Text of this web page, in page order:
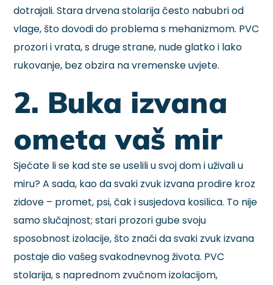
dotrajali. Stara drvena stolarija često nabubri od
vlage, što dovodi do problema s mehanizmom. PVC
prozori i vrata, s druge strane, nude glatko i lako
rukovanje, bez obzira na vremenske uvjete.
2. Buka izvana
ometa vaš mir
Sjećate li se kad ste se uselili u svoj dom i uživali u
miru? A sada, kao da svaki zvuk izvana prodire kroz
zidove – promet, psi, čak i susjedova kosilica. To nije
samo slučajnost; stari prozori gube svoju
sposobnost izolacije, što znači da svaki zvuk izvana
postaje dio vašeg svakodnevnog života. PVC
stolarija, s naprednom zvučnom izolacijom,